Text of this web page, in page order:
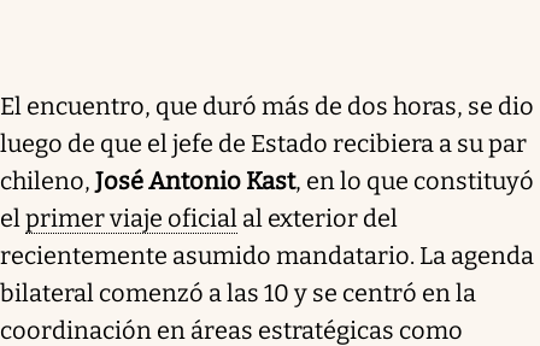
El encuentro, que duró más de dos horas, se dio
luego de que el jefe de Estado recibiera a su par
chileno, José Antonio Kast, en lo que constituyó
elprimer viaje oficial al exterior del
recientemente asumido mandatario. La agenda
bilateral comenzó a las 10 y se centró en la
coordinación en áreas estratégicas como